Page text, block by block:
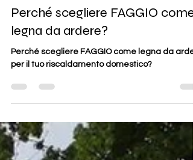
17 apr 2024
Tempo di lettura: 2 min
Perché scegliere FAGGIO come
legna da ardere?
per il tuo riscaldamento domestico?